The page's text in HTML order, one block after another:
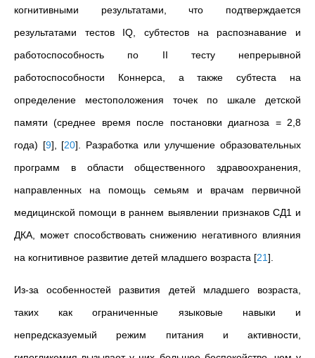
когнитивными результатами, что подтверждается
результатами тестов IQ, субтестов на распознавание и
работоспособность по II тесту непрерывной
работоспособности Коннерса, а также субтеста на
определение местоположения точек по шкале детской
памяти (среднее время после постановки диагноза = 2,8
года) [9] [20] . Разработка или улучшение образовательных
программ в области общественного здравоохранения,
направленных на помощь семьям и врачам первичной
медицинской помощи в раннем выявлении признаков СД1 и
ДКА, может способствовать снижению негативного влияния
на когнитивное развитие детей младшего возраста [21]
Из-за особенностей развития детей младшего возраста,
таких как ограниченные языковые навыки и
непредсказуемый режим питания и активности,